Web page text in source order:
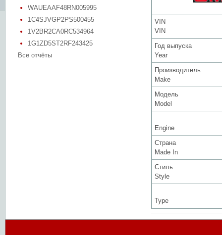
WAUEAAF48RN005995
1C4SJVGP2PS500455
1V2BR2CA0RC534964
1G1ZD5ST2RF243425
Все отчёты
VIN
VIN
Год выпуска
Year
Производитель
Make
Модель
Model
Engine
Страна
Made In
Стиль
Style
Type